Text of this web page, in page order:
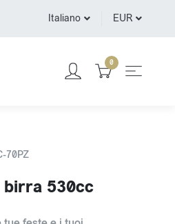
Italiano EUR
0
70PZ
530cc